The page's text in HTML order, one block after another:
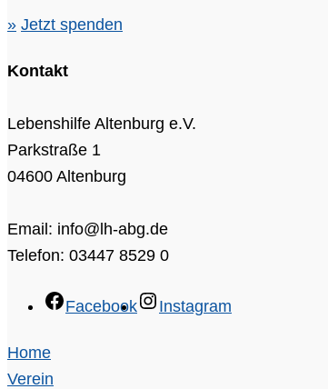
» Jetzt spenden
Kontakt
Lebenshilfe Altenburg e.V.
Parkstraße 1
04600 Altenburg
Email: info@lh-abg.de
Telefon: 03447 8529 0
Facebook Instagram
Home
Verein